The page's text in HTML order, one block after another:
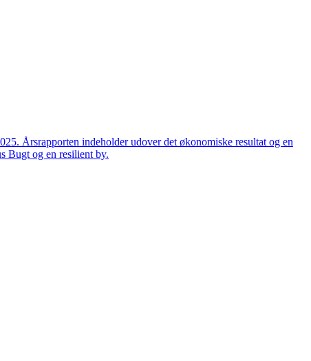
Årsrapporten indeholder udover det økonomiske resultat og en
Bugt og en resilient by.